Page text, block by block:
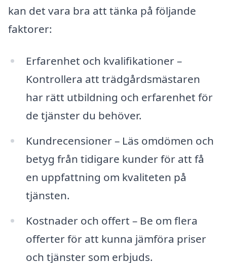
kan det vara bra att tänka på följande
faktorer:
Erfarenhet och kvalifikationer –
Kontrollera att trädgårdsmästaren
har rätt utbildning och erfarenhet för
de tjänster du behöver.
Kundrecensioner – Läs omdömen och
betyg från tidigare kunder för att få
en uppfattning om kvaliteten på
tjänsten.
Kostnader och offert – Be om flera
offerter för att kunna jämföra priser
och tjänster som erbjuds.